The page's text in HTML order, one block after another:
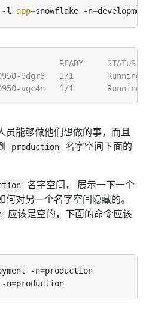
-l app=snowflake -n=
员能够做他们想做的事，而且
production
名字空间下面的
名字空间， 展示一下一个
对另一个名字空间隐藏的。
应该是空的，下面的命令应该
-n=
-n=